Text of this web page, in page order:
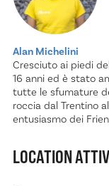
Alan Michelini
Cresciuto ai piedi
16 anni ed è stato
tutte le sfumature
roccia dal Trentino
entusiasmo dei
LOCATION